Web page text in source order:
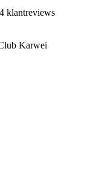
klantreviews
Karwei